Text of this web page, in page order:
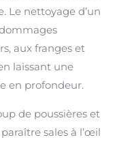
Le nettoyage d’un
aux franges et
laissant une
en profondeur.
de poussières et
sales à l’œil